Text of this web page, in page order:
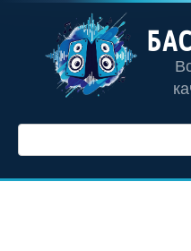
контенту